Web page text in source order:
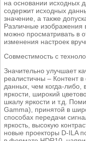
на основании исходных
содержит исходных
значение, а также
Различные изображения
можно просматривать в
изменения настроек
Совместимость с
Значительно улучшает
реалистичны – Контент
данных, чем когда-
яркости, широкий
шкалу яркости и т.д.
Gamma), принятой в
способах передачи
яркость, высокую
новые проекторы D-ILA